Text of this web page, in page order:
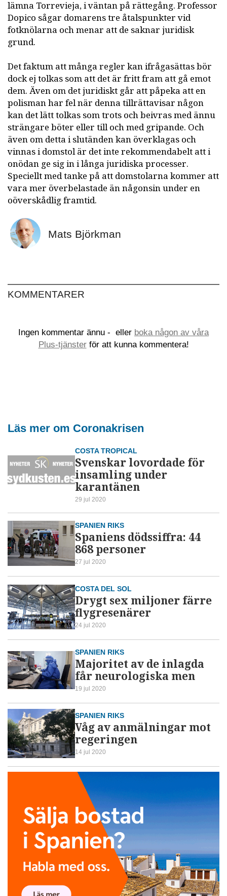
lämna Torrevieja, i väntan på rättegång. Professor
Dopico sågar domarens tre åtalspunkter vid
fotknölarna och menar att de saknar juridisk
grund.
Det faktum att många regler kan ifrågasättas bör
dock ej tolkas som att det är fritt fram att gå emot
dem. Även om det juridiskt går att påpeka att en
polisman har fel när denna tillrättavisar någon
kan det lätt tolkas som trots och beivras med ännu
strängare böter eller till och med gripande. Och
även om detta i slutänden kan överklagas och
vinnas i domstol är det inte rekommendabelt att i
onödan ge sig in i långa juridiska processer.
Speciellt med tanke på att domstolarna kommer att
vara mer överbelastade än någonsin under en
oöverskådlig framtid.
Mats Björkman
KOMMENTARER
Ingen kommentar ännu - eller boka någon av våra
Plus-tjänsterför att kunna kommentera!
Läs mer om Coronakrisen
COSTA TROPICAL
Svenskar lovordade för
insamling under
karantänen
29 jul 2020
SPANIEN RIKS
Spaniens dödssiffra: 44
868 personer
27 jul 2020
COSTA DEL SOL
Drygt sex miljoner färre
flygresenärer
24 jul 2020
SPANIEN RIKS
Majoritet av de inlagda
får neurologiska men
19 jul 2020
SPANIEN RIKS
Våg av anmälningar mot
regeringen
14 jul 2020